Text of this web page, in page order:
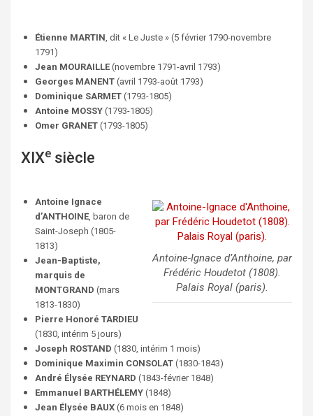
b
o
o
k
t
r
l
Étienne MARTIN, dit « Le Juste » (5 février 1790-novembre
1791)
Jean MOURAILLE (novembre 1791-avril 1793)
Georges MANENT (avril 1793-août 1793)
Dominique SARMET (1793-1805)
Antoine MOSSY (1793-1805)
Omer GRANET (1793-1805)
XIXe siècle
Antoine-Ignace d’Anthoine, par
Frédéric Houdetot (1808).
Palais Royal (paris).
Antoine Ignace
d’ANTHOINE, baron de
Saint-Joseph (1805-
1813)
Jean-Baptiste,
marquis de
MONTGRAND (mars
1813-1830)
Pierre Honoré TARDIEU
(1830, intérim 5 jours)
Joseph ROSTAND (1830, intérim 1 mois)
Dominique Maximin CONSOLAT (1830-1843)
André Élysée REYNARD (1843-février 1848)
Emmanuel BARTHÉLEMY (1848)
Jean Élysée BAUX (6 mois en 1848)